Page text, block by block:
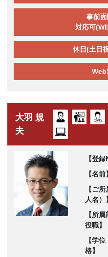
事前
対応可
休日(土日
Web
大羽 規
夫
【登録
【名前】
【ご
人名）】
【所
役職】
【学
格】